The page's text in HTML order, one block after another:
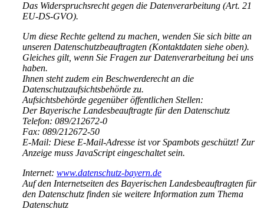
Das Widerspruchsrecht gegen die Datenverarbeitung (Art. 21
EU-DS-GVO).
Um diese Rechte geltend zu machen, wenden Sie sich bitte an
unseren Datenschutzbeauftragten (Kontaktdaten siehe oben).
Gleiches gilt, wenn Sie Fragen zur Datenverarbeitung bei uns
haben.
Ihnen steht zudem ein Beschwerderecht an die
Datenschutzaufsichtsbehörde zu.
Aufsichtsbehörde gegenüber öffentlichen Stellen:
Der Bayerische Landesbeauftragte für den Datenschutz
Telefon: 089/212672-0
Fax: 089/212672-50
E-Mail: Diese E-Mail-Adresse ist vor Spambots geschützt! Zur
Anzeige muss JavaScript eingeschaltet sein.
Internet: www.datenschutz-bayern.de
Auf den Internetseiten des Bayerischen Landesbeauftragten für
den Datenschutz finden sie weitere Information zum Thema
Datenschutz